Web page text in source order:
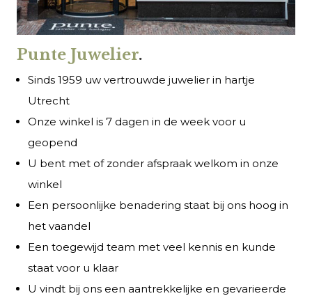
Punte Juwelier.
Sinds 1959 uw vertrouwde juwelier in hartje
Utrecht
Onze winkel is 7 dagen in de week voor u
geopend
U bent met of zonder afspraak welkom in onze
winkel
Een persoonlijke benadering staat bij ons hoog in
het vaandel
Een toegewijd team met veel kennis en kunde
staat voor u klaar
U vindt bij ons een aantrekkelijke en gevarieerde